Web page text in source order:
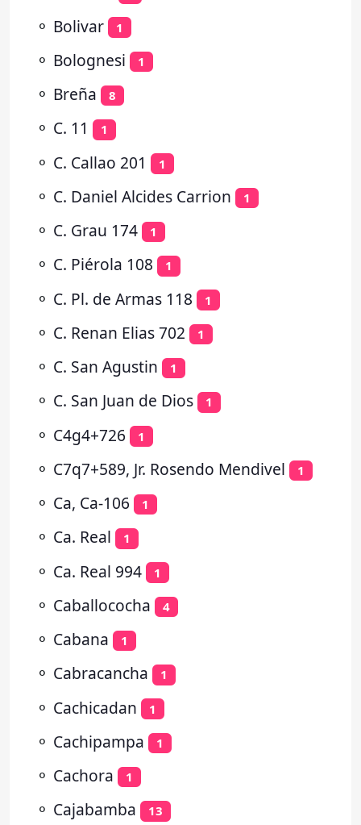
⚬ Bolivar 1
⚬ Bolognesi 1
⚬ Breña 8
⚬ C. 11 1
⚬ C. Callao 201 1
⚬ C. Daniel Alcides Carrion 1
⚬ C. Grau 174 1
⚬ C. Piérola 108 1
⚬ C. Pl. de Armas 118 1
⚬ C. Renan Elias 702 1
⚬ C. San Agustin 1
⚬ C. San Juan de Dios 1
⚬ C4g4+726 1
⚬ C7q7+589, Jr. Rosendo Mendivel 1
⚬ Ca, Ca-106 1
⚬ Ca. Real 1
⚬ Ca. Real 994 1
⚬ Caballococha 4
⚬ Cabana 1
⚬ Cabracancha 1
⚬ Cachicadan 1
⚬ Cachipampa 1
⚬ Cachora 1
⚬ Cajabamba 13